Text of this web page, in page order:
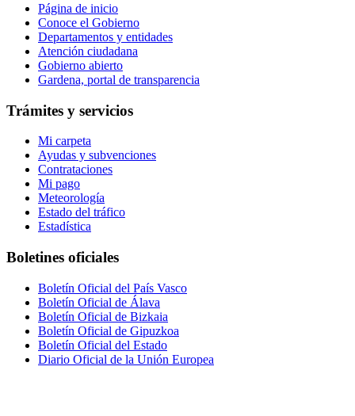
Página de inicio
Conoce el Gobierno
Departamentos y entidades
Atención ciudadana
Gobierno abierto
Gardena, portal de transparencia
Trámites y servicios
Mi carpeta
Ayudas y subvenciones
Contrataciones
Mi pago
Meteorología
Estado del tráfico
Estadística
Boletines oficiales
Boletín Oficial del País Vasco
Boletín Oficial de Álava
Boletín Oficial de Bizkaia
Boletín Oficial de Gipuzkoa
Boletín Oficial del Estado
Diario Oficial de la Unión Europea